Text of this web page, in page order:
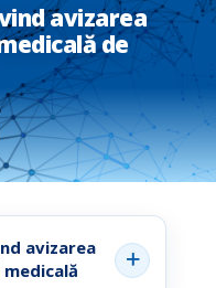
avizarea
de
avizarea